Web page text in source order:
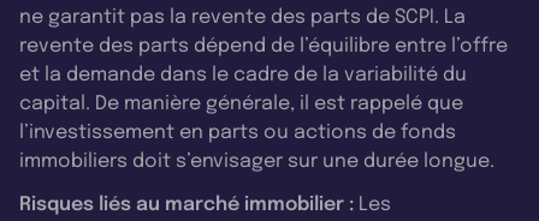
ne garantit pas la revente des parts de SCPI. La
revente des parts dépend de l’équilibre entre l’offre
et la demande dans le cadre de la variabilité du
capital. De manière générale, il est rappelé que
l’investissement en parts ou actions de fonds
immobiliers doit s’envisager sur une durée longue.
Risques liés au marché immobilier : Les